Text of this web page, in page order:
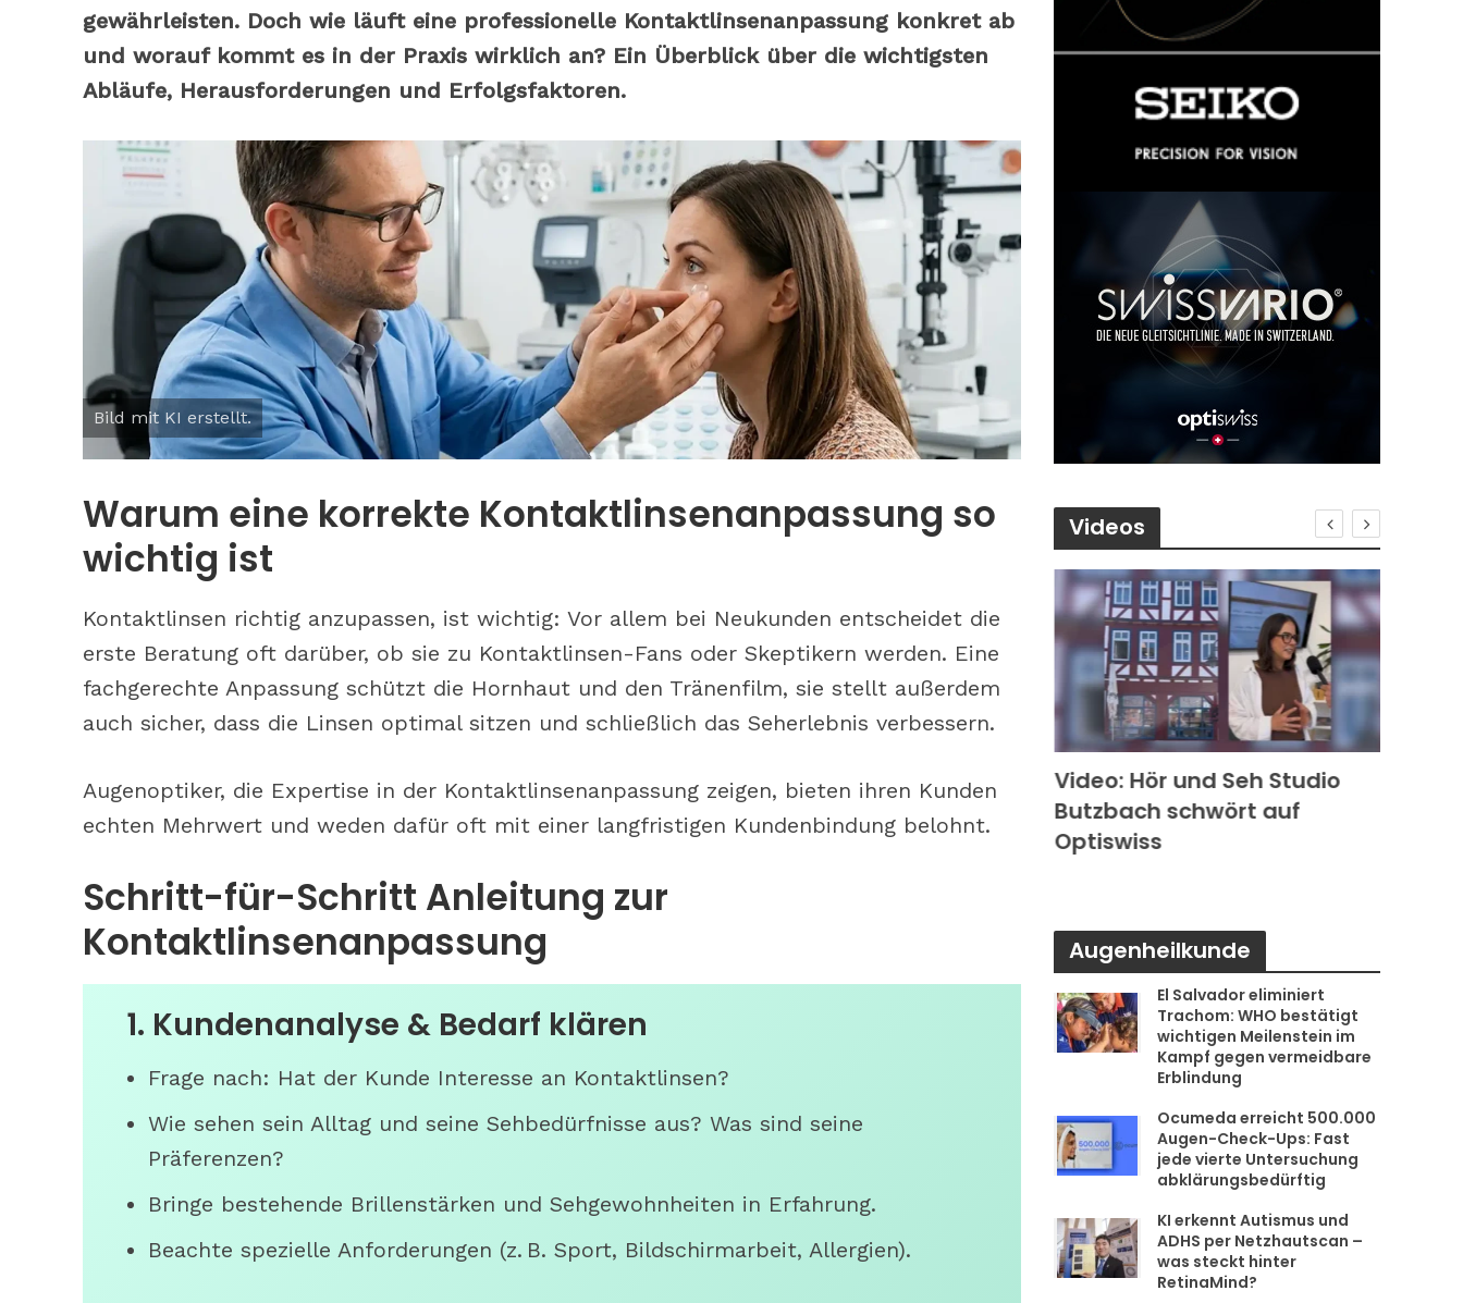
gewährleisten. Doch wie läuft eine professionelle Kontaktlinsenanpassung konkret ab
und worauf kommt es in der Praxis wirklich an? Ein Überblick über die wichtigsten
Abläufe, Herausforderungen und Erfolgsfaktoren.
Bild mit KI erstellt.
Warum eine korrekte Kontaktlinsenanpassung so
wichtig ist
Kontaktlinsen richtig anzupassen, ist wichtig: Vor allem bei Neukunden entscheidet die
erste Beratung oft darüber, ob sie zu Kontaktlinsen-Fans oder Skeptikern werden. Eine
fachgerechte Anpassung schützt die Hornhaut und den Tränenfilm, sie stellt außerdem
auch sicher, dass die Linsen optimal sitzen und schließlich das Seherlebnis verbessern.
Augenoptiker, die Expertise in der Kontaktlinsenanpassung zeigen, bieten ihren Kunden
echten Mehrwert und weden dafür oft mit einer langfristigen Kundenbindung belohnt.
Schritt-für-Schritt Anleitung zur
Kontaktlinsenanpassung
1. Kundenanalyse & Bedarf klären
Frage nach: Hat der Kunde Interesse an Kontaktlinsen?
Wie sehen sein Alltag und seine Sehbedürfnisse aus? Was sind seine
Präferenzen?
Bringe bestehende Brillenstärken und Sehgewohnheiten in Erfahrung.
Beachte spezielle Anforderungen (z. B. Sport, Bildschirmarbeit, Allergien).
Videos
Tipps: So berät man zu
phototropen Gläsern
Zu Besuch bei S wie Optik in
Nürnberg: Was bringen
Bestandskunden-Events
Video: Hör und Seh Studio
Butzbach schwört auf
Optiswiss
Augenheilkunde
El Salvador eliminiert
Trachom: WHO bestätigt
wichtigen Meilenstein im
Kampf gegen vermeidbare
Erblindung
Ocumeda erreicht 500.000
Augen-Check-Ups: Fast
jede vierte Untersuchung
abklärungsbedürftig
KI erkennt Autismus und
ADHS per Netzhautscan –
was steckt hinter
RetinaMind?